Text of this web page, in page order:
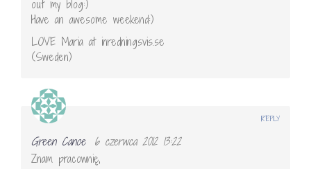
out my blog:)
Have an awesome weekend:)
LOVE Maria at inredningsvis.se
(Sweden)
Green Canoe
6 czerwca 2012 13:22
Znam pracownię,
REPLY